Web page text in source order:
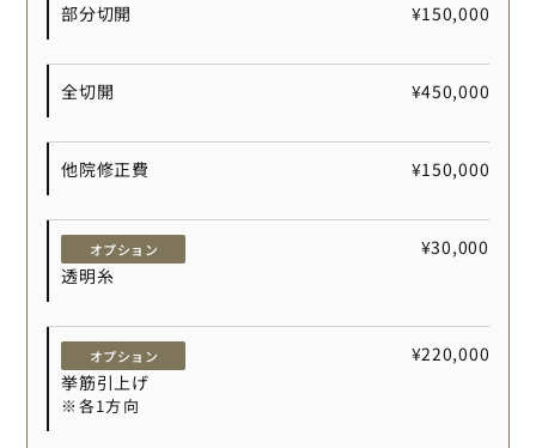
部分切開 ¥150,000
全切開 ¥450,000
他院修正費 ¥150,000
オプション
透明糸
¥30,000
オプション
挙筋引上げ
※各1方向
¥220,000